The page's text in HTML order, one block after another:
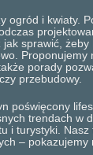
ogród i kwiaty.
sprawić, żeby
porady
przebudowy.
poświęcony
trendach w
i turystyki. Nasz
–